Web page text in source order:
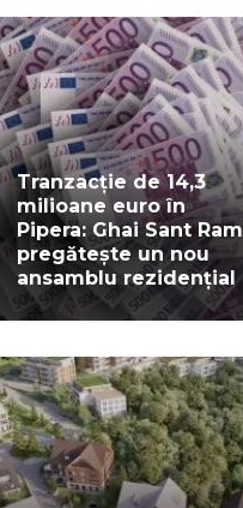
Tranzacție de 14,3
milioane euro în
Pipera: Ghai Sant Ram
pregătește un nou
ansamblu rezidențial